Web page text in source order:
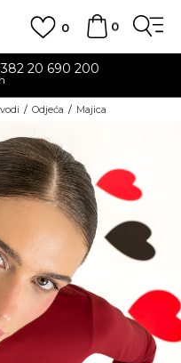
0
0
20 690 200
Odjeća Majica